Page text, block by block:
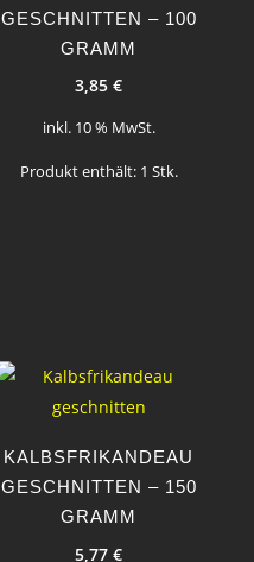
GESCHNITTEN – 100
GRAMM
3,85€
inkl. 10 % MwSt.
Produkt enthält: 1 Stk.
KALBSFRIKANDEAU
GESCHNITTEN – 150
GRAMM
5,77€